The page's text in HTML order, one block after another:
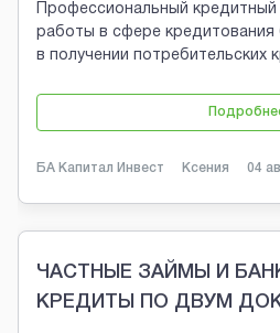
Профессиональный
работы в сфере
в получении потребительских
БА Капитал Инвест Ксения 04
ЧАСТНЫЕ ЗАЙМЫ И
КРЕДИТЫ ПО ДВУМ